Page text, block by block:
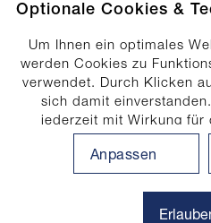
Optionale Cookies &
Um Ihnen ein optimales
werden Cookies zu
verwendet. Durch Klicken
sich damit
jederzeit mit Wirkung
werden. Ihre Einwilligungs-
Klicken auf "Anpassen"
Informationen
Anpassen
Cookie-Einstellungen
Datenschutz
Produktsicherheit
Erklärung zur Barrierefreiheit